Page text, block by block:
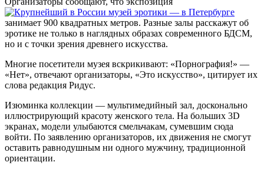
занимает 900 квадратных метров. Разные залы расскажут об
эротике не только в наглядных образах современного БДСМ,
но и с точки зрения древнего искусства.
Многие посетители музея вскрикивают: «Порнография!» —
«Нет», отвечают организаторы, «Это искусство», цитирует их
слова редакция Ридус.
Изюминка коллекции — мультимедийный зал, досконально
иллюстрирующий красоту женского тела. На больших 3D
экранах, модели улыбаются смельчакам, сумевшим сюда
войти. По заявлению организаторов, их движения не смогут
оставить равнодушным ни одного мужчину, традиционной
ориентации.